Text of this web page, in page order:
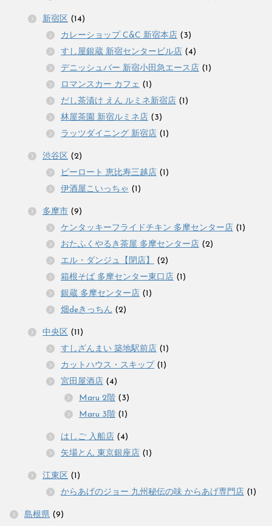
新宿区 (14)
カレーショップ C&C 新宿本店 (3)
すし屋銀蔵 新宿センタービル店 (4)
デニッシュバー 新宿小田急エース店 (1)
ロマンスカー カフェ (1)
だし茶漬け えん ルミネ新宿店 (1)
林屋茶園 新宿ルミネ店 (3)
ラッツダイニング 新宿店 (1)
渋谷区 (2)
ピーロート 恵比寿三越店 (1)
伊酒屋こいっちゃ (1)
多摩市 (9)
ケンタッキーフライドチキン 多摩センター店 (1)
おたふくやるき茶屋 多摩センター店 (2)
エル・ダンジュ【閉店】
(2)
箱根そば 多摩センター東口店 (1)
銀蔵 多摩センター店 (1)
畑deきっちん (2)
中央区 (11)
すしざんまい 築地駅前店 (1)
カットハウス・スキップ (1)
宮田屋酒店 (4)
Maru 2階 (3)
Maru 3階 (1)
はしご 入船店 (4)
矢場とん 東京銀座店 (1)
江東区 (1)
からあげのジョー 九州秘伝の味 からあげ専門店 (1)
島根県 (9)